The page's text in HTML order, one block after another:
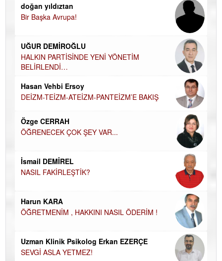
doğan yıldıztan
Bir Başka Avrupa!
UĞUR DEMİROĞLU
HALKIN PARTİSİNDE YENİ YÖNETİM
BELİRLENDİ…
Hasan Vehbi Ersoy
DEİZM-TEİZM-ATEİZM-PANTEİZM’E BAKIŞ
Özge CERRAH
ÖĞRENECEK ÇOK ŞEY VAR...
İsmail DEMİREL
NASIL FAKİRLEŞTİK?
Harun KARA
ÖĞRETMENİM , HAKKINI NASIL ÖDERİM !
Uzman Klinik Psikolog Erkan EZERÇE
SEVGİ ASLA YETMEZ!